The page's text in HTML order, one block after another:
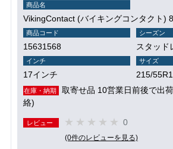
商品名
VikingContact (バイキングコンタクト)
商品コード
15631568
シーズン
スタッド
インチ
17インチ
サイズ
215/
在庫・納期
取寄せ品 10営業日前後で出
絡)
レビュー 0
(0件のレビューを見る)